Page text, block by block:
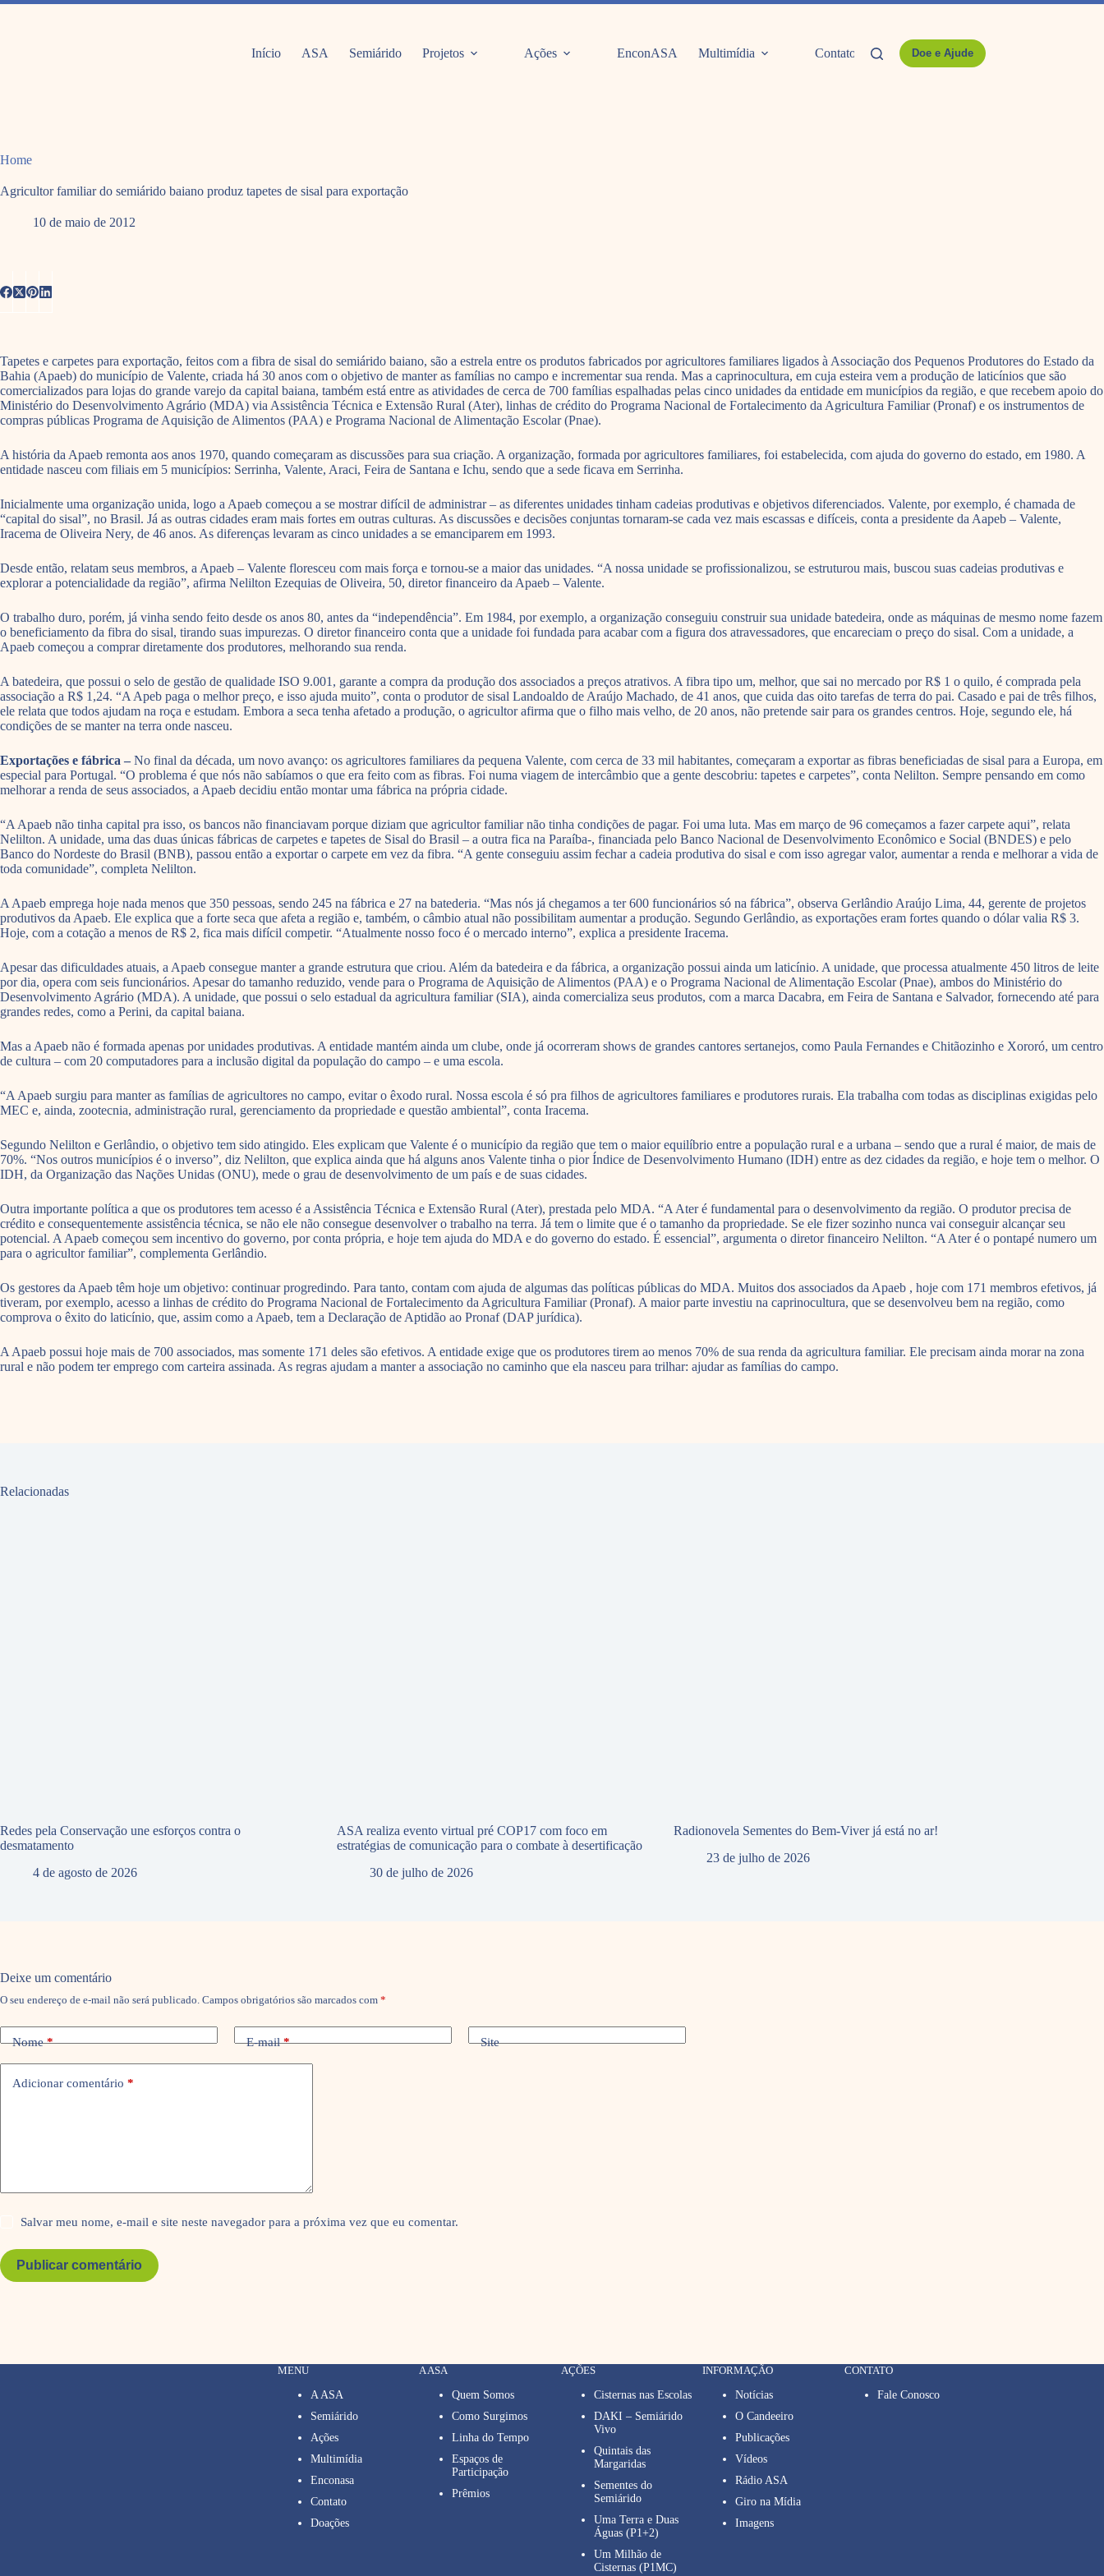
Pular
Início ASA Semiárido Projetos Ações EnconASA Multimídia Contato Doe e Ajude
Home
Agricultor familiar do semiárido baiano produz tapetes de sisal para exportação
10 de maio de 2012
Tapetes e carpetes para exportação, feitos com a fibra de sisal do semiárido baiano, são a estrela entre os produtos fabricados por agricultores familiares ligados à Associação dos Pequenos Produtores do Estado da
Bahia (Apaeb) do município de Valente, criada há 30 anos com o objetivo de manter as famílias no campo e incrementar sua renda. Mas a caprinocultura, em cuja esteira vem a produção de laticínios que são
comercializados para lojas do grande varejo da capital baiana, também está entre as atividades de cerca de 700 famílias espalhadas pelas cinco unidades da entidade em municípios da região, e que recebem apoio do
Ministério do Desenvolvimento Agrário (MDA) via Assistência Técnica e Extensão Rural (Ater), linhas de crédito do Programa Nacional de Fortalecimento da Agricultura Familiar (Pronaf) e os instrumentos de
compras públicas Programa de Aquisição de Alimentos (PAA) e Programa Nacional de Alimentação Escolar (Pnae).
A história da Apaeb remonta aos anos 1970, quando começaram as discussões para sua criação. A organização, formada por agricultores familiares, foi estabelecida, com ajuda do governo do estado, em 1980. A
entidade nasceu com filiais em 5 municípios: Serrinha, Valente, Araci, Feira de Santana e Ichu, sendo que a sede ficava em Serrinha.
Inicialmente uma organização unida, logo a Apaeb começou a se mostrar difícil de administrar – as diferentes unidades tinham cadeias produtivas e objetivos diferenciados. Valente, por exemplo, é chamada de
“capital do sisal”, no Brasil. Já as outras cidades eram mais fortes em outras culturas. As discussões e decisões conjuntas tornaram-se cada vez mais escassas e difíceis, conta a presidente da Aapeb – Valente,
Iracema de Oliveira Nery, de 46 anos. As diferenças levaram as cinco unidades a se emanciparem em 1993.
Desde então, relatam seus membros, a Apaeb – Valente floresceu com mais força e tornou-se a maior das unidades. “A nossa unidade se profissionalizou, se estruturou mais, buscou suas cadeias produtivas e
explorar a potencialidade da região”, afirma Nelilton Ezequias de Oliveira, 50, diretor financeiro da Apaeb – Valente.
O trabalho duro, porém, já vinha sendo feito desde os anos 80, antes da “independência”. Em 1984, por exemplo, a organização conseguiu construir sua unidade batedeira, onde as máquinas de mesmo nome fazem
o beneficiamento da fibra do sisal, tirando suas impurezas. O diretor financeiro conta que a unidade foi fundada para acabar com a figura dos atravessadores, que encareciam o preço do sisal. Com a unidade, a
Apaeb começou a comprar diretamente dos produtores, melhorando sua renda.
A batedeira, que possui o selo de gestão de qualidade ISO 9.001, garante a compra da produção dos associados a preços atrativos. A fibra tipo um, melhor, que sai no mercado por R$ 1 o quilo, é comprada pela
associação a R$ 1,24. “A Apeb paga o melhor preço, e isso ajuda muito”, conta o produtor de sisal Landoaldo de Araújo Machado, de 41 anos, que cuida das oito tarefas de terra do pai. Casado e pai de três filhos,
ele relata que todos ajudam na roça e estudam. Embora a seca tenha afetado a produção, o agricultor afirma que o filho mais velho, de 20 anos, não pretende sair para os grandes centros. Hoje, segundo ele, há
condições de se manter na terra onde nasceu.
Exportações e fábrica – No final da década, um novo avanço: os agricultores familiares da pequena Valente, com cerca de 33 mil habitantes, começaram a exportar as fibras beneficiadas de sisal para a Europa, em
especial para Portugal. “O problema é que nós não sabíamos o que era feito com as fibras. Foi numa viagem de intercâmbio que a gente descobriu: tapetes e carpetes”, conta Nelilton. Sempre pensando em como
melhorar a renda de seus associados, a Apaeb decidiu então montar uma fábrica na própria cidade.
“A Apaeb não tinha capital pra isso, os bancos não financiavam porque diziam que agricultor familiar não tinha condições de pagar. Foi uma luta. Mas em março de 96 começamos a fazer carpete aqui”, relata
Nelilton. A unidade, uma das duas únicas fábricas de carpetes e tapetes de Sisal do Brasil – a outra fica na Paraíba-, financiada pelo Banco Nacional de Desenvolvimento Econômico e Social (BNDES) e pelo
Banco do Nordeste do Brasil (BNB), passou então a exportar o carpete em vez da fibra. “A gente conseguiu assim fechar a cadeia produtiva do sisal e com isso agregar valor, aumentar a renda e melhorar a vida de
toda comunidade”, completa Nelilton.
A Apaeb emprega hoje nada menos que 350 pessoas, sendo 245 na fábrica e 27 na batederia. “Mas nós já chegamos a ter 600 funcionários só na fábrica”, observa Gerlândio Araújo Lima, 44, gerente de projetos
produtivos da Apaeb. Ele explica que a forte seca que afeta a região e, também, o câmbio atual não possibilitam aumentar a produção. Segundo Gerlândio, as exportações eram fortes quando o dólar valia R$ 3.
Hoje, com a cotação a menos de R$ 2, fica mais difícil competir. “Atualmente nosso foco é o mercado interno”, explica a presidente Iracema.
Apesar das dificuldades atuais, a Apaeb consegue manter a grande estrutura que criou. Além da batedeira e da fábrica, a organização possui ainda um laticínio. A unidade, que processa atualmente 450 litros de leite
por dia, opera com seis funcionários. Apesar do tamanho reduzido, vende para o Programa de Aquisição de Alimentos (PAA) e o Programa Nacional de Alimentação Escolar (Pnae), ambos do Ministério do
Desenvolvimento Agrário (MDA). A unidade, que possui o selo estadual da agricultura familiar (SIA), ainda comercializa seus produtos, com a marca Dacabra, em Feira de Santana e Salvador, fornecendo até para
grandes redes, como a Perini, da capital baiana.
Mas a Apaeb não é formada apenas por unidades produtivas. A entidade mantém ainda um clube, onde já ocorreram shows de grandes cantores sertanejos, como Paula Fernandes e Chitãozinho e Xororó, um centro
de cultura – com 20 computadores para a inclusão digital da população do campo – e uma escola.
“A Apaeb surgiu para manter as famílias de agricultores no campo, evitar o êxodo rural. Nossa escola é só pra filhos de agricultores familiares e produtores rurais. Ela trabalha com todas as disciplinas exigidas pelo
MEC e, ainda, zootecnia, administração rural, gerenciamento da propriedade e questão ambiental”, conta Iracema.
Segundo Nelilton e Gerlândio, o objetivo tem sido atingido. Eles explicam que Valente é o município da região que tem o maior equilíbrio entre a população rural e a urbana – sendo que a rural é maior, de mais de
70%. “Nos outros municípios é o inverso”, diz Nelilton, que explica ainda que há alguns anos Valente tinha o pior Índice de Desenvolvimento Humano (IDH) entre as dez cidades da região, e hoje tem o melhor. O
IDH, da Organização das Nações Unidas (ONU), mede o grau de desenvolvimento de um país e de suas cidades.
Outra importante política a que os produtores tem acesso é a Assistência Técnica e Extensão Rural (Ater), prestada pelo MDA. “A Ater é fundamental para o desenvolvimento da região. O produtor precisa de
crédito e consequentemente assistência técnica, se não ele não consegue desenvolver o trabalho na terra. Já tem o limite que é o tamanho da propriedade. Se ele fizer sozinho nunca vai conseguir alcançar seu
potencial. A Apaeb começou sem incentivo do governo, por conta própria, e hoje tem ajuda do MDA e do governo do estado. É essencial”, argumenta o diretor financeiro Nelilton. “A Ater é o pontapé numero um
para o agricultor familiar”, complementa Gerlândio.
Os gestores da Apaeb têm hoje um objetivo: continuar progredindo. Para tanto, contam com ajuda de algumas das políticas públicas do MDA. Muitos dos associados da Apaeb , hoje com 171 membros efetivos, já
tiveram, por exemplo, acesso a linhas de crédito do Programa Nacional de Fortalecimento da Agricultura Familiar (Pronaf). A maior parte investiu na caprinocultura, que se desenvolveu bem na região, como
comprova o êxito do laticínio, que, assim como a Apaeb, tem a Declaração de Aptidão ao Pronaf (DAP jurídica).
A Apaeb possui hoje mais de 700 associados, mas somente 171 deles são efetivos. A entidade exige que os produtores tirem ao menos 70% de sua renda da agricultura familiar. Ele precisam ainda morar na zona
rural e não podem ter emprego com carteira assinada. As regras ajudam a manter a associação no caminho que ela nasceu para trilhar: ajudar as famílias do campo.
Relacionadas
Redes pela Conservação une esforços contra o
desmatamento
4 de agosto de 2026
ASA realiza evento virtual pré COP17 com foco em
estratégias de comunicação para o combate à desertificação
30 de julho de 2026
Radionovela Sementes do Bem-Viver já está no ar!
23 de julho de 2026
Deixe um comentário
O seu endereço de e-mail não será publicado. Campos obrigatórios são marcados com *
Nome* E-mail* Site
Adicionar comentário *
Salvar meu nome, e-mail e site neste navegador para a próxima vez que eu comentar.
Publicar comentário
MENU
A ASA
Semiárido
Ações
Multimídia
Enconasa
Contato
Doações
A ASA
Quem Somos
Como Surgimos
Linha do Tempo
Espaços de
Participação
Prêmios
AÇÕES
Cisternas nas Escolas
DAKI – Semiárido
Vivo
Quintais das
Margaridas
Sementes do
Semiárido
Uma Terra e Duas
Águas (P1+2)
Um Milhão de
Cisternas (P1MC)
INFORMAÇÃO
Notícias
O Candeeiro
Publicações
Vídeos
Rádio ASA
Giro na Mídia
Imagens
CONTATO
Fale Conosco